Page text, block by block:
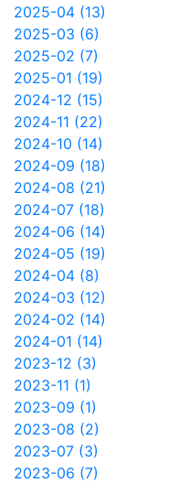
2025-04 (13)
2025-03 (6)
2025-02 (7)
2025-01 (19)
2024-12 (15)
2024-11 (22)
2024-10 (14)
2024-09 (18)
2024-08 (21)
2024-07 (18)
2024-06 (14)
2024-05 (19)
2024-04 (8)
2024-03 (12)
2024-02 (14)
2024-01 (14)
2023-12 (3)
2023-11 (1)
2023-09 (1)
2023-08 (2)
2023-07 (3)
2023-06 (7)